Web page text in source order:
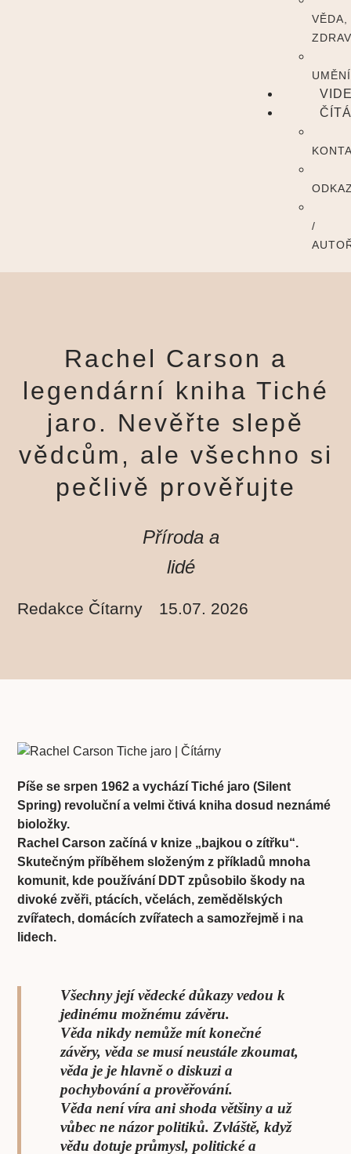
VĚDA,
UMĚNÍ
/
Rachel Carson a
legendární kniha Tiché
jaro. Nevěřte slepě
vědcům, ale všechno si
pečlivě prověřujte
Příroda a
lidé
Redakce Čítarny 15.07. 2026
Píše se srpen 1962 a vychází Tiché jaro (Silent
Spring) revoluční a velmi čtivá kniha dosud neznámé
bioložky.
Rachel Carson začíná v knize „bajkou o zítřku“.
Skutečným příběhem složeným z příkladů mnoha
komunit, kde používání DDT způsobilo škody na
divoké zvěři, ptácích, včelách, zemědělských
zvířatech, domácích zvířatech a samozřejmě i na
lidech.
Všechny její vědecké důkazy vedou k
jedinému možnému závěru.
Věda nikdy nemůže mít konečné
závěry, věda se musí neustále zkoumat,
věda je je hlavně o diskuzi a
pochybování a prověřování.
Věda není víra ani shoda většiny a už
vůbec ne názor politiků. Zvláště, když
vědu dotuje průmysl, politické a